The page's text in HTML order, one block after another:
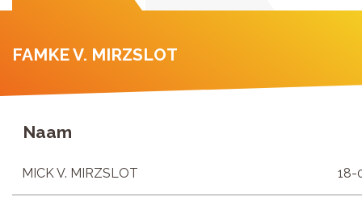
FAMKE V. MIRZSLOT
Naam
MICK V. MIRZSLOT 18-